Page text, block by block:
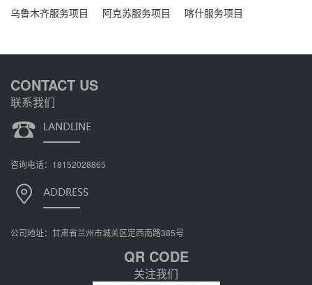
乌鲁木齐服务项目 阿克苏服务项目 喀什服务项目
CONTACT US
联系我们
咨询电话：18152028865
公司地址：甘肃省兰州市城关区定西南路385号
QR CODE
关注我们